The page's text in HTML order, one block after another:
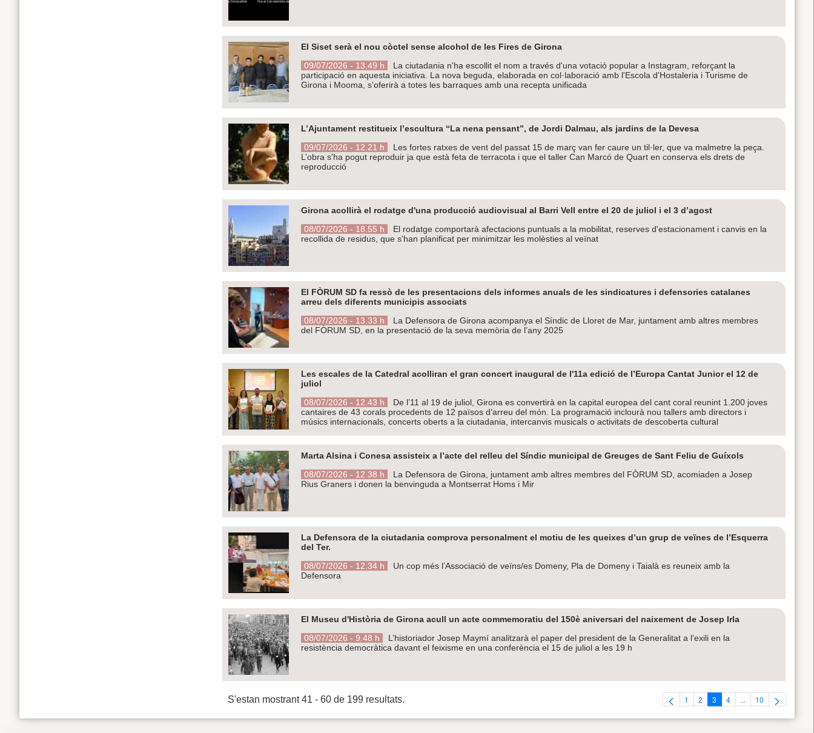
El Siset serà el nou còctel sense alcohol de les Fires de Girona
09/07/2026 - 13.49 h
La ciutadania n'ha escollit el nom a través d'una votació popular a Instagram, reforçant la
participació en aquesta iniciativa. La nova beguda, elaborada en col·laboració amb l'Escola d'Hostaleria i Turisme de
Girona i Mooma, s'oferirà a totes les barraques amb una recepta unificada
L’Ajuntament restitueix l’escultura “La nena pensant”, de Jordi Dalmau, als jardins de la Devesa
09/07/2026 - 12.21 h
Les fortes ratxes de vent del passat 15 de març van fer caure un til·ler, que va malmetre la peça.
L’obra s’ha pogut reproduir ja que està feta de terracota i que el taller Can Marcó de Quart en conserva els drets de
reproducció
Girona acollirà el rodatge d'una producció audiovisual al Barri Vell entre el 20 de juliol i el 3 d’agost
08/07/2026 - 18.55 h
El rodatge comportarà afectacions puntuals a la mobilitat, reserves d'estacionament i canvis en la
recollida de residus, que s'han planificat per minimitzar les molèsties al veïnat
El FÒRUM SD fa ressò de les presentacions dels informes anuals de les sindicatures i defensories catalanes
arreu dels diferents municipis associats
08/07/2026 - 13.33 h
La Defensora de Girona acompanya el Síndic de Lloret de Mar, juntament amb altres membres
del FÒRUM SD, en la presentació de la seva memòria de l’any 2025
Les escales de la Catedral acolliran el gran concert inaugural de l'11a edició de l’Europa Cantat Junior el 12 de
juliol
08/07/2026 - 12.43 h
De l’11 al 19 de juliol, Girona es convertirà en la capital europea del cant coral reunint 1.200 joves
cantaires de 43 corals procedents de 12 països d’arreu del món. La programació inclourà nou tallers amb directors i
músics internacionals, concerts oberts a la ciutadania, intercanvis musicals o activitats de descoberta cultural
Marta Alsina i Conesa assisteix a l’acte del relleu del Síndic municipal de Greuges de Sant Feliu de Guíxols
08/07/2026 - 12.38 h
La Defensora de Girona, juntament amb altres membres del FÒRUM SD, acomiaden a Josep
Rius Graners i donen la benvinguda a Montserrat Homs i Mir
La Defensora de la ciutadania comprova personalment el motiu de les queixes d’un grup de veïnes de l’Esquerra
del Ter.
08/07/2026 - 12.34 h
Un cop més l’Associació de veïns/es Domeny, Pla de Domeny i Taialà es reuneix amb la
Defensora
El Museu d'Història de Girona acull un acte commemoratiu del 150è aniversari del naixement de Josep Irla
08/07/2026 - 9.48 h
L’historiador Josep Maymí analitzarà el paper del president de la Generalitat a l’exili en la
resistència democràtica davant el feixisme en una conferència el 15 de juliol a les 19 h
S'estan mostrant 41 - 60 de 199 resultats. Pàgina
1 Pàgina
2 Pàgina
3 Pàgina
4 ...Pàgines intermèdies
Pàgina
10